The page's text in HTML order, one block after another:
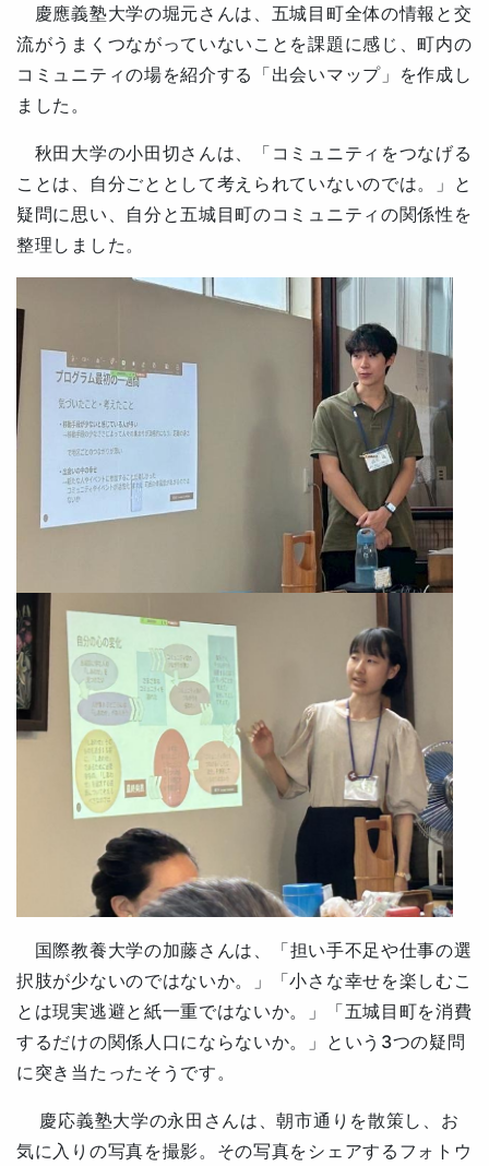
慶應義塾大学の堀元さんは、五城目町全体の情報と交
流がうまくつながっていないことを課題に感じ、町内の
コミュニティの場を紹介する「出会いマップ」を作成し
ました。
秋田大学の小田切さんは、「コミュニティをつなげる
ことは、自分ごととして考えられていないのでは。」と
疑問に思い、自分と五城目町のコミュニティの関係性を
整理しました。
国際教養大学の加藤さんは
、「担い手不足や仕事の選
択肢が少ないのではないか。」「小さな幸せを楽しむこ
とは現実逃避と紙一重ではないか。」「五城目町を消費
するだけの関係人口にならないか。」という3つの疑問
に突き当たったそうです。
慶応義塾大学の永田さんは、朝市通りを散策し、お
気に入りの写真を撮影。その写真をシェアする フォトウ